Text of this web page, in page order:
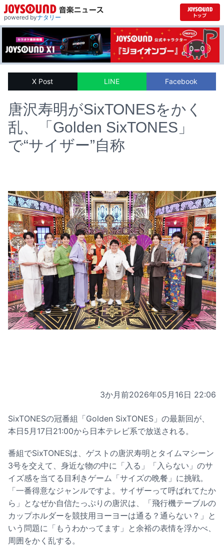
powered byナタリー
X Post LINE Facebook
唐沢寿明がSixTONESをかく
乱、「Golden SixTONES」
で“サイザー”自称
3か月前2026年05月16日 22:06
SixTONESの冠番組「Golden SixTONES」の最新回が、
本日5月17日21:00から日本テレビ系で放送される。
番組でSixTONESは、ゲストの唐沢寿明とタイムマシーン
3号を交えて、身近な物の中に「入る」「入らない」のサ
イズ感を当てる目利きゲーム「サイズの晩餐」に挑戦。
「一番得意なジャンルですよ。サイザーって呼ばれてたか
ら」となぜか自信たっぷりの唐沢は、「飛行機テーブルの
カップホルダーを競技用ヨーヨーは通る？通らない？」と
いう問題に「もうわかってます」と余裕の表情を浮かべ、
周囲をかく乱する。